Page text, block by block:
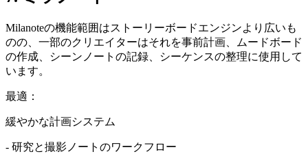
Milanoteの機能範囲はストーリーボードエンジンより広いも
のの、一部のクリエイターはそれを事前計画、ムードボード
の作成、シーンノートの記録、シーケンスの整理に使用して
います。
最適：
緩やかな計画システム
- 研究と撮影ノートのワークフロー